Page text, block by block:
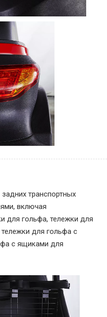
транспортных
включая
для гольфа, тележки для
для гольфа с
с ящиками для